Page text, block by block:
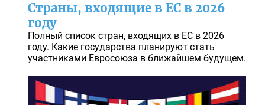
Страны, входящие в ЕС в 2026
году
Полный список стран, входящих в ЕС в 2026
году. Какие государства планируют стать
участниками Евросоюза в ближайшем будущем.